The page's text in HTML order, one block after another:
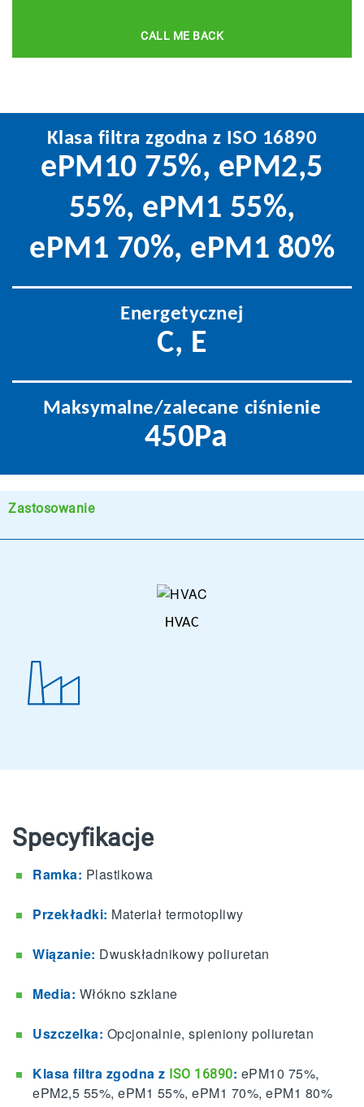
CALL ME BACK
Klasa filtra zgodna z ISO 16890
ePM10 75%, ePM2,5
55%, ePM1 55%,
ePM1 70%, ePM1 80%
Energetycznej
C, E
Maksymalne/zalecane ciśnienie
450Pa
Zastosowanie
HVAC
Specyfikacje
Ramka: Plastikowa
Przekładki: Materiał termotopliwy
Wiązanie: Dwuskładnikowy poliuretan
Media: Włókno szklane
Uszczelka: Opcjonalnie, spieniony poliuretan
Klasa filtra zgodna z ISO 16890: ePM10 75%,
ePM2,5 55%, ePM1 55%, ePM1 70%, ePM1 80%